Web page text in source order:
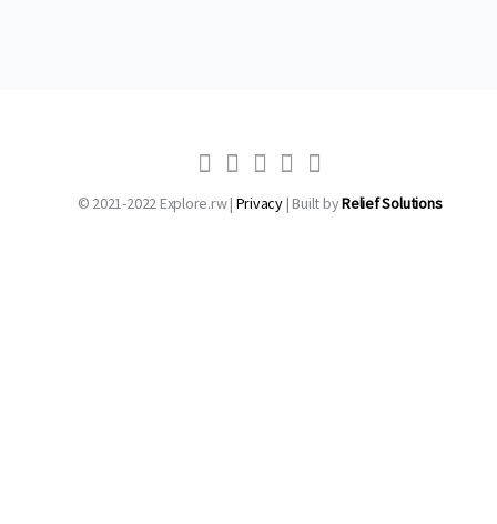
© 2021-2022 Explore.rw | Privacy| Built byRelief Solutions